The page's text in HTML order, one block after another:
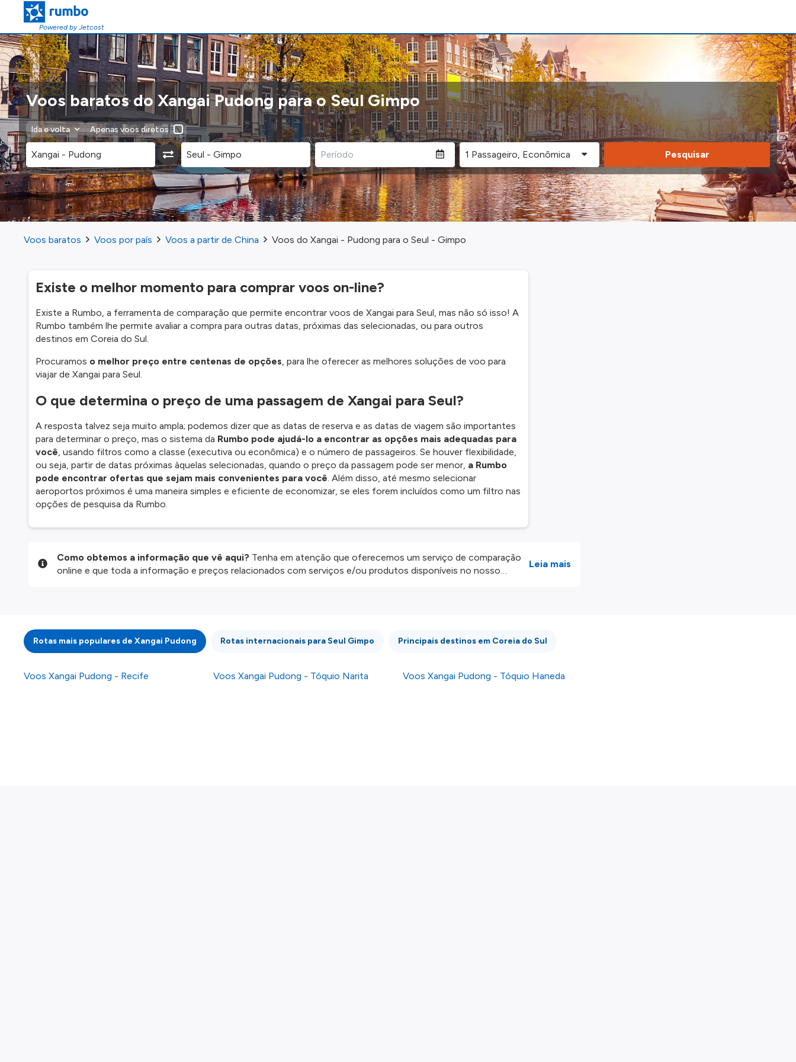
Powered by Jetcost
Voos baratos do Xangai Pudong para o Seul Gimpo
Ida e volta Apenas voos diretos
Pesquisar
Voos baratos Voos por país Voos a partir de China Voos do Xangai - Pudong para o Seul - Gimpo
Existe o melhor momento para comprar voos on-line?
Existe a Rumbo, a ferramenta de comparação que permite encontrar voos de Xangai para Seul, mas não só isso! A
Rumbo também lhe permite avaliar a compra para outras datas, próximas das selecionadas, ou para outros
destinos em Coreia do Sul.
Procuramos o melhor preço entre centenas de opções, para lhe oferecer as melhores soluções de voo para
viajar de Xangai para Seul.
O que determina o preço de uma passagem de Xangai para Seul?
A resposta talvez seja muito ampla; podemos dizer que as datas de reserva e as datas de viagem são importantes
para determinar o preço, mas o sistema da Rumbo pode ajudá-lo a encontrar as opções mais adequadas para
você, usando filtros como a classe (executiva ou econômica) e o número de passageiros. Se houver flexibilidade,
ou seja, partir de datas próximas àquelas selecionadas, quando o preço da passagem pode ser menor, a Rumbo
pode encontrar ofertas que sejam mais convenientes para você. Além disso, até mesmo selecionar
aeroportos próximos é uma maneira simples e eficiente de economizar, se eles forem incluídos como um filtro nas
opções de pesquisa da Rumbo.
Como obtemos a informação que vê aqui? Tenha em atenção que oferecemos um serviço de comparação
online e que toda a informação e preços relacionados com serviços e/ou produtos disponíveis no nosso
Leia mais
Rotas mais populares de Xangai Pudong Rotas internacionais para Seul Gimpo Principais destinos em Coreia do Sul
Voos Xangai Pudong - Recife Voos Xangai Pudong - Tóquio Narita Voos Xangai Pudong - Tóquio Haneda